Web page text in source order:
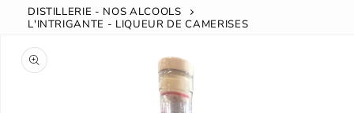
DISTILLERIE - NOS ALCOOLS
L'INTRIGANTE - LIQUEUR DE CAMERISES
informations
produits